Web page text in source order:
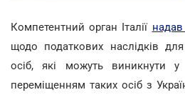
Компетентний орган Італії надав
щодо податкових наслідків
осіб, які можуть виникнути
переміщенням таких осіб з